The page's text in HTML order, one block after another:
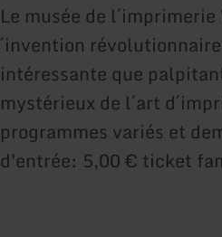
Le musée de
´invention
intéressante que
mystérieux de l´art
programmes variés et
d'entrée: 5,00 € ticket